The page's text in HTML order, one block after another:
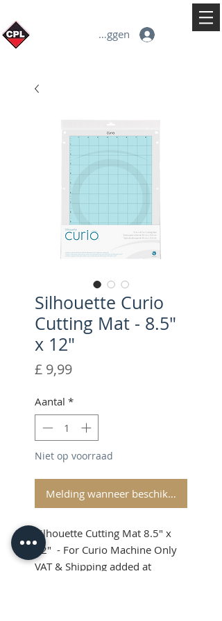
Inloggen
Silhouette Curio
Cutting Mat - 8.5"
x 12"
£ 9,99Prijs
Aantal *
Niet op voorraad
Melding wanneer beschikbaar
Silhouette Cutting Mat 8.5" x
12" - For Curio Machine Only
VAT & Shipping added at